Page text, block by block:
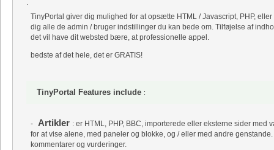
.
TinyPortal giver dig mulighed for at opsætte HTML / Javascript, PHP,
dig alle de admin / bruger indstillinger du kan bede om. Tilføjelse af
det vil have dit websted bære, at professionelle appel.
bedste af det hele, det er GRATIS!
TinyPortal Features include :
- Artikler : er HTML, PHP, BBC, importerede eller eksterne sider
for at vise alene, med paneler og blokke, og / eller med andre
kommentarer og vurderinger.